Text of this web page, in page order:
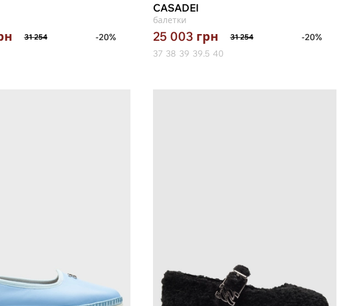
31 254
-20%
CASADEI
балетки
25 003 грн 31 254
-20%
37 38 39 39.5 40